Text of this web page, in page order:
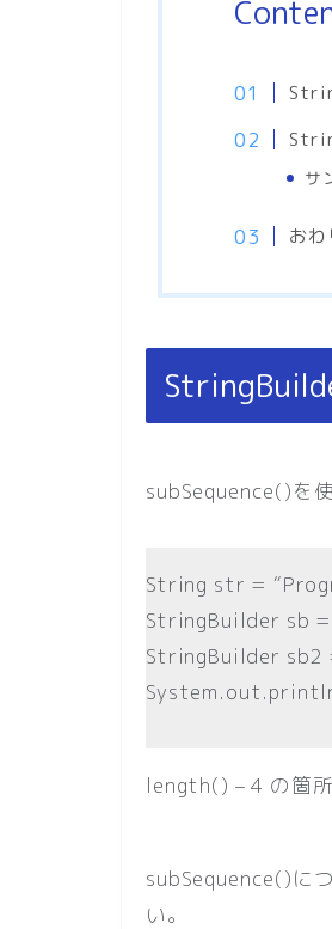
サ
おわ
subSequence()を
String str =
StringBuilder sb
StringBuilder sb2
length() – 4 の箇
subSequence()に
い。